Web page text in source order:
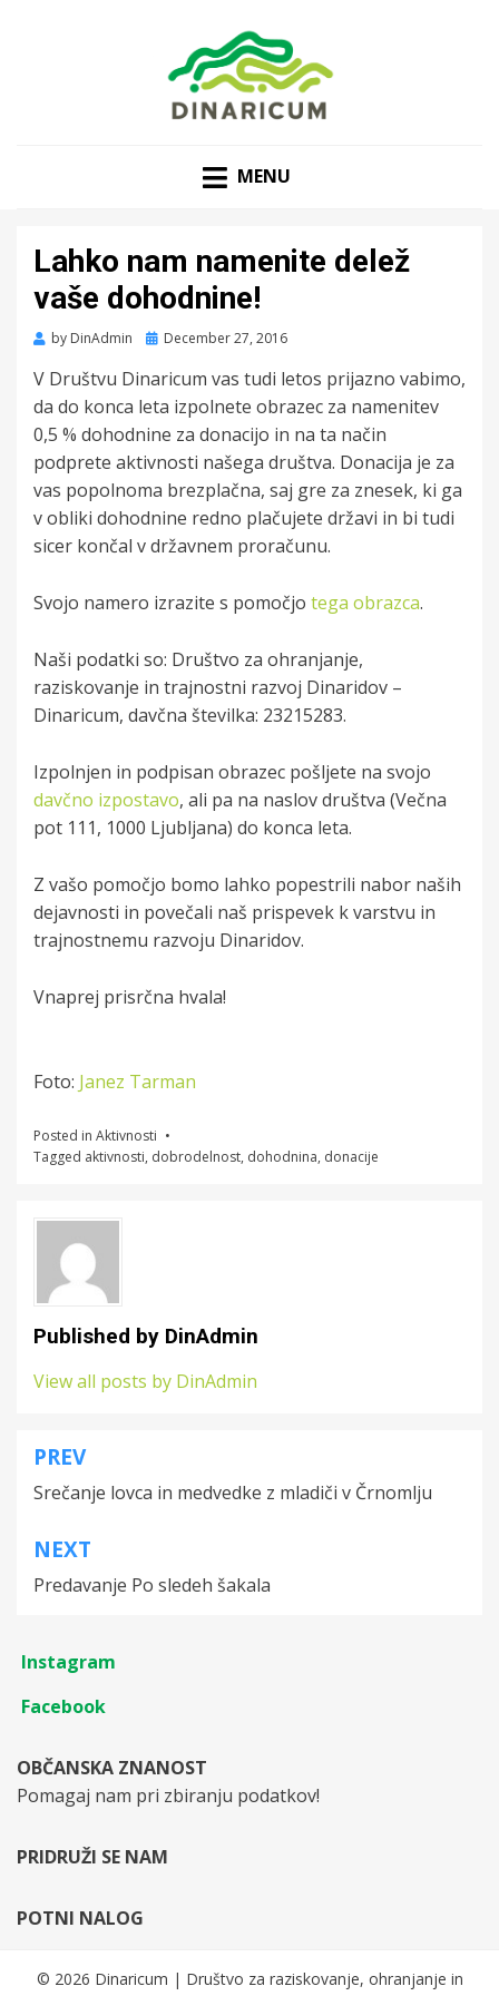
MENU
Lahko nam namenite delež
vaše dohodnine!
by DinAdmin
PostedDecember 27, 2016
V Društvu Dinaricum vas tudi letos prijazno vabimo,
da do konca leta izpolnete obrazec za namenitev
0,5 % dohodnine za donacijo in na ta način
podprete aktivnosti našega društva. Donacija je za
vas popolnoma brezplačna, saj gre za znesek, ki ga
v obliki dohodnine redno plačujete državi in bi tudi
sicer končal v državnem proračunu.
Svojo namero izrazite s pomočjo tega obrazca.
Naši podatki so: Društvo za ohranjanje,
raziskovanje in trajnostni razvoj Dinaridov –
Dinaricum, davčna številka: 23215283.
Izpolnjen in podpisan obrazec pošljete na svojo
davčno izpostavo, ali pa na naslov društva (Večna
pot 111, 1000 Ljubljana) do konca leta.
Z vašo pomočjo bomo lahko popestrili nabor naših
dejavnosti in povečali naš prispevek k varstvu in
trajnostnemu razvoju Dinaridov.
Vnaprej prisrčna hvala!
Foto: Janez Tarman
Posted in Aktivnosti
Tagged aktivnosti, dobrodelnost, dohodnina, donacije
Published by DinAdmin
View all posts by DinAdmin
Post
navigation
PREV
Srečanje lovca in medvedke z mladiči v Črnomlju
NEXT
Predavanje Po sledeh šakala
Instagram
Facebook
OBČANSKA ZNANOST
Pomagaj nam pri zbiranju podatkov!
PRIDRUŽI SE NAM
POTNI NALOG
© 2026 Dinaricum | Društvo za raziskovanje, ohranjanje in